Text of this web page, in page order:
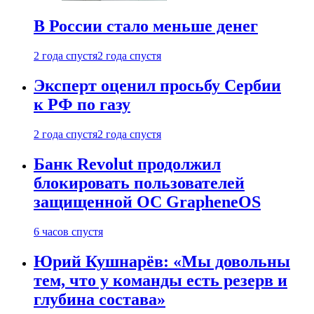
В России стало меньше денег
2 года спустя2 года спустя
Эксперт оценил просьбу Сербии
к РФ по газу
2 года спустя2 года спустя
Банк Revolut продолжил
блокировать пользователей
защищенной ОС GrapheneOS
6 часов спустя
Юрий Кушнарёв: «Мы довольны
тем, что у команды есть резерв и
глубина состава»